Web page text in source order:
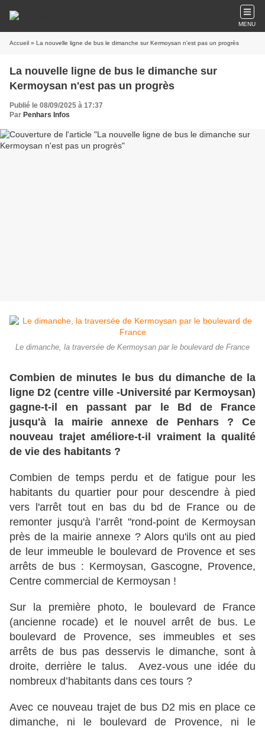
MENU
Accueil » La nouvelle ligne de bus le dimanche sur Kermoysan n'est pas un progrès
La nouvelle ligne de bus le dimanche sur
Kermoysan n'est pas un progrès
Publié le 08/09/2025 à 17:37
Par Penhars Infos
Le dimanche, la traversée de Kermoysan par le boulevard de France
Combien de minutes le bus du dimanche de la
ligne D2 (centre ville -Université par Kermoysan)
gagne-t-il en passant par le Bd de France
jusqu'à la mairie annexe de Penhars ? Ce
nouveau trajet améliore-t-il vraiment la qualité
de vie des habitants ?
Combien de temps perdu et de fatigue pour les
habitants du quartier pour pour descendre à pied
vers l'arrêt tout en bas du bd de France ou de
remonter jusqu'à l’arrêt "rond-point de Kermoysan
près de la mairie annexe ? Alors qu'ils ont au pied
de leur immeuble le boulevard de Provence et ses
arrêts de bus : Kermoysan, Gascogne, Provence,
Centre commercial de Kermoysan !
Sur la première photo, le boulevard de France
(ancienne rocade) et le nouvel arrêt de bus. Le
boulevard de Provence, ses immeubles et ses
arrêts de bus pas desservis le dimanche, sont à
droite, derrière le talus. Avez-vous une idée du
nombreux d’habitants dans ces tours ?
Avec ce nouveau trajet de bus D2 mis en place ce
dimanche, ni le boulevard de Provence, ni le